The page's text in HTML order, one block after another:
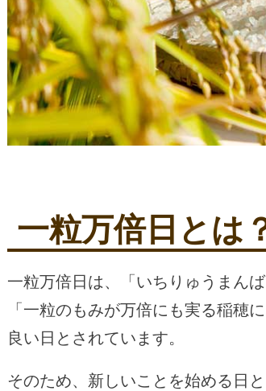
一粒万倍日とは
一粒万倍日は、「いちりゅうまん
「一粒のもみが万倍にも実る稲穂
良い日とされています。
そのため、新しいことを始める日